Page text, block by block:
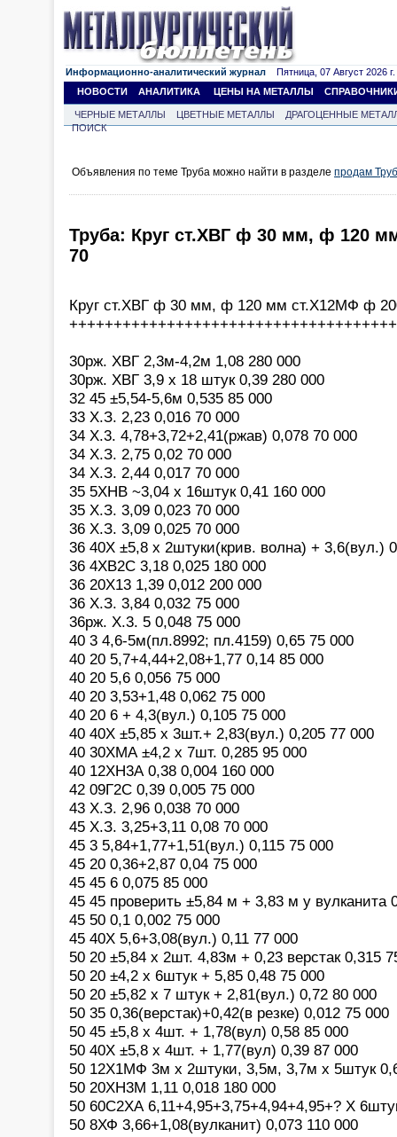
Информационно-аналитический журнал Пятница, 07 Август 2026 г.
НОВОСТИ
АНАЛИТИКА ЦЕНЫ НА МЕТАЛЛЫ
ЧЕРНЫЕ МЕТАЛЛЫ ЦВЕТНЫЕ МЕТАЛЛЫ
ДРАГОЦЕННЫЕ
ПОИСК
Объявления по теме Труба можно найти в разделе продам
Труба: Круг ст.ХВГ ф 30 мм, ф 120
70
Круг ст.ХВГ ф 30 мм, ф 120 мм ст.Х12МФ ф
30рж. ХВГ 2,3м-4,2м 1,08 280 000
30рж. ХВГ 3,9 х 18 штук 0,39 280 000
32 45 ±5,54-5,6м 0,535 85 000
33 Х.З. 2,23 0,016 70 000
34 Х.3. 4,78+3,72+2,41(ржав) 0,078 70 000
34 Х.З. 2,75 0,02 70 000
34 Х.З. 2,44 0,017 70 000
35 5ХНВ ~3,04 х 16штук 0,41 160 000
35 Х.З. 3,09 0,023 70 000
36 Х.З. 3,09 0,025 70 000
36 40Х ±5,8 х 2штуки(крив. волна) + 3,6(вул.)
36 4ХВ2С 3,18 0,025 180 000
36 20Х13 1,39 0,012 200 000
36 Х.З. 3,84 0,032 75 000
36рж. Х.3. 5 0,048 75 000
40 3 4,6-5м(пл.8992; пл.4159) 0,65 75 000
40 20 5,7+4,44+2,08+1,77 0,14 85 000
40 20 5,6 0,056 75 000
40 20 3,53+1,48 0,062 75 000
40 20 6 + 4,3(вул.) 0,105 75 000
40 40Х ±5,85 х 3шт.+ 2,83(вул.) 0,205 77 000
40 30ХМА ±4,2 х 7шт. 0,285 95 000
40 12ХН3А 0,38 0,004 160 000
42 09Г2С 0,39 0,005 75 000
43 Х.З. 2,96 0,038 70 000
45 Х.З. 3,25+3,11 0,08 70 000
45 3 5,84+1,77+1,51(вул.) 0,115 75 000
45 20 0,36+2,87 0,04 75 000
45 45 6 0,075 85 000
45 45 проверить ±5,84 м + 3,83 м у вулканита
45 50 0,1 0,002 75 000
45 40Х 5,6+3,08(вул.) 0,11 77 000
50 20 ±5,84 х 2шт. 4,83м + 0,23 верстак 0,315
50 20 ±4,2 х 6штук + 5,85 0,48 75 000
50 20 ±5,82 х 7 штук + 2,81(вул.) 0,72 80 000
50 35 0,36(верстак)+0,42(в резке) 0,012 75 000
50 45 ±5,8 х 4шт. + 1,78(вул) 0,58 85 000
50 40Х ±5,8 х 4шт. + 1,77(вул) 0,39 87 000
50 12Х1МФ 3м х 2штуки, 3,5м, 3,7м х 5штук
50 20ХН3М 1,11 0,018 180 000
50 60С2ХА 6,11+4,95+3,75+4,94+4,95+? Х
50 8ХФ 3,66+1,08(вулканит) 0,073 110 000